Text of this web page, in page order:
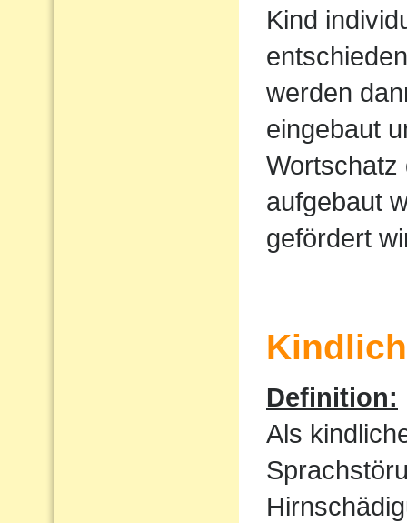
Kind
werden
eingebaut
Wortschatz
aufgebaut
gefördert
Definition:
Als